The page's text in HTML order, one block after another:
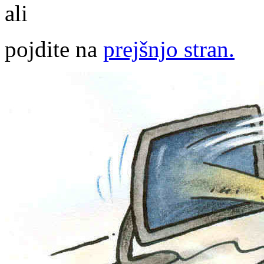
ali
pojdite na prejšnjo stran.